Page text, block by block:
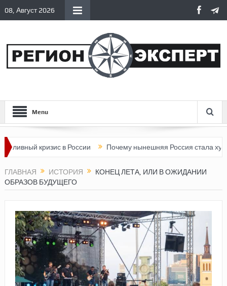
08, Август 2026
Menu
в России Почему нынешняя Россия стала хуже, чем
ГЛАВНАЯ ИСТОРИЯ
КОНЕЦ ЛЕТА, ИЛИ В ОЖИДАНИИ
ОБРАЗОВ БУДУЩЕГО